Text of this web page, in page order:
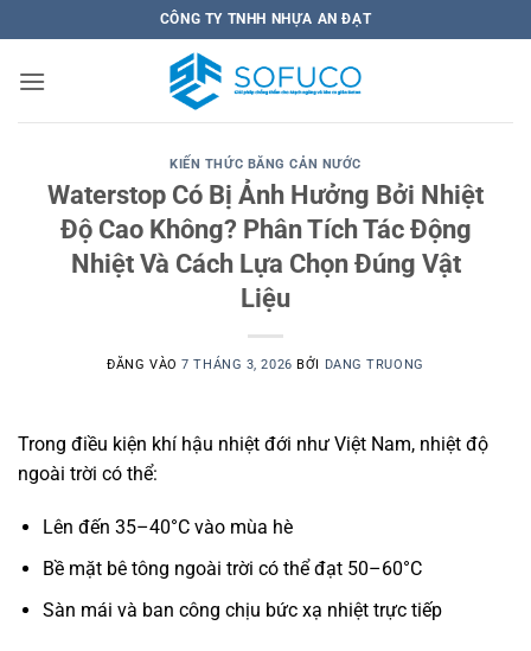
qua
nội
CÔNG TY TNHH NHỰA AN ĐẠT
KIẾN THỨC BĂNG CẢN NƯỚC
Waterstop Có Bị Ảnh Hưởng Bởi Nhiệt
Độ Cao Không? Phân Tích Tác Động
Nhiệt Và Cách Lựa Chọn Đúng Vật
Liệu
ĐĂNG VÀO7 THÁNG 3, 2026 BỞI DANG TRUONG
Trong điều kiện khí hậu nhiệt đới như Việt Nam, nhiệt độ
ngoài trời có thể:
Lên đến 35–40°C vào mùa hè
Bề mặt bê tông ngoài trời có thể đạt 50–60°C
Sàn mái và ban công chịu bức xạ nhiệt trực tiếp